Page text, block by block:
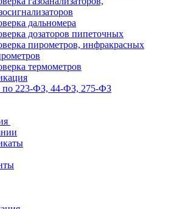
дальномера
дозаторов пипеточных
пирометров, инфракрасных
термометров
по 223-ФЗ, 44-ФЗ, 275-ФЗ